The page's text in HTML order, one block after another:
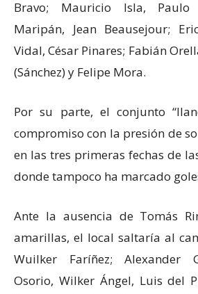
Bravo; Mauricio Isla, Paulo
Maripán, Jean Beausejour;
Vidal, César Pinares; Fabián
(Sánchez) y Felipe Mora.
Por su parte, el conjunto
compromiso con la presión de
en las tres primeras fechas de
donde tampoco ha marcado
Ante la ausencia de Tomás
amarillas, el local saltaría al
Wuilker Faríñez; Alexander
Osorio, Wilker Ángel, Luis del